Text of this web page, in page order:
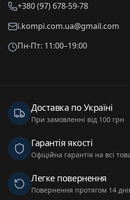
+380 (97) 678-59-78
i.kompi.com.ua@gmail.com
Пн-Пт: 11:00–19:00
Доставка по Україні
При замовленні від 100 грн
Гарантія якості
Офіційна гарантія на всі
Легке повернення
Повернення протягом 14